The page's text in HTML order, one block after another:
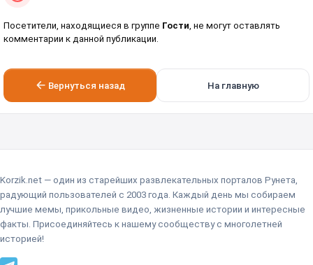
Посетители, находящиеся в группе Гости, не могут оставлять
комментарии к данной публикации.
Вернуться назад На главную
Korzik.net — один из старейших развлекательных порталов Рунета,
радующий пользователей с 2003 года. Каждый день мы собираем
лучшие мемы, прикольные видео, жизненные истории и интересные
факты. Присоединяйтесь к нашему сообществу с многолетней
историей!